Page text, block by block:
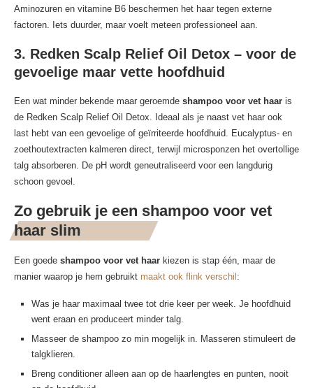
Aminozuren en vitamine B6 beschermen het haar tegen externe
factoren. Iets duurder, maar voelt meteen professioneel aan.
3. Redken Scalp Relief Oil Detox – voor de
gevoelige maar vette hoofdhuid
Een wat minder bekende maar geroemde shampoo voor vet haar is
de Redken Scalp Relief Oil Detox. Ideaal als je naast vet haar ook
last hebt van een gevoelige of geïrriteerde hoofdhuid. Eucalyptus- en
zoethoutextracten kalmeren direct, terwijl microsponzen het overtollige
talg absorberen. De pH wordt geneutraliseerd voor een langdurig
schoon gevoel.
Zo gebruik je een shampoo voor vet
haar slim
Een goede shampoo voor vet haar kiezen is stap één, maar de
manier waarop je hem gebruikt maakt ook flink verschil :
Was je haar maximaal twee tot drie keer per week. Je hoofdhuid
went eraan en produceert minder talg.
Masseer de shampoo zo min mogelijk in. Masseren stimuleert de
talgklieren.
Breng conditioner alleen aan op de haarlengtes en punten, nooit